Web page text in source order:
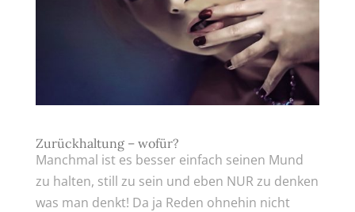
Zurückhaltung – wofür?
Manchmal ist es besser einfach seinen Mund
zu halten, still zu sein und eben NUR zu denken
was man denkt! Da ja Reden ohnehin nicht